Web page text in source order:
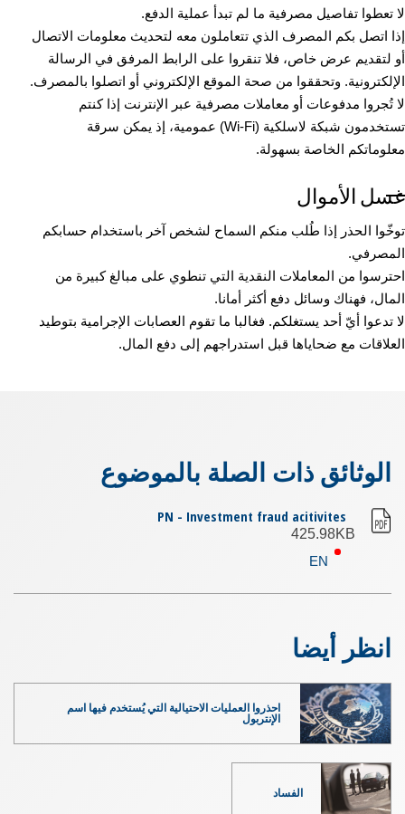
لا تعطوا تفاصيل مصرفية ما لم تبدأ عملية الدفع.
إذا اتصل بكم المصرف الذي تتعاملون معه لتحديث معلومات الاتصال
أو لتقديم عرض خاص، فلا تنقروا على الرابط المرفق في الرسالة
الإلكترونية. وتحققوا من صحة الموقع الإلكتروني أو اتصلوا بالمصرف.
لا تُجروا مدفوعات أو معاملات مصرفية عبر الإنترنت إذا كنتم
تستخدمون شبكة لاسلكية (Wi-Fi) عمومية، إذ يمكن سرقة
معلوماتكم الخاصة بسهولة.
غسل الأموال
توخّوا الحذر إذا طُلب منكم السماح لشخص آخر باستخدام حسابكم
المصرفي.
احترسوا من المعاملات النقدية التي تنطوي على مبالغ كبيرة من
المال، فهناك وسائل دفع أكثر أمانا.
لا تدعوا أيّ أحد يستغلكم. فغالبا ما تقوم العصابات الإجرامية بتوطيد
العلاقات مع ضحاياها قبل استدراجهم إلى دفع المال.
الوثائق ذات الصلة بالموضوع
PN - Investment fraud acitivites
425.98KB
EN
انظر أيضا
احذروا العمليات الاحتيالية التي يُستخدم فيها اسم
الإنتربول
الفساد